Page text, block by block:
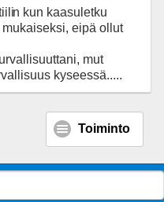
n kun kaasuletku
eipä ollut
mut
kyseessä.....
Toiminto